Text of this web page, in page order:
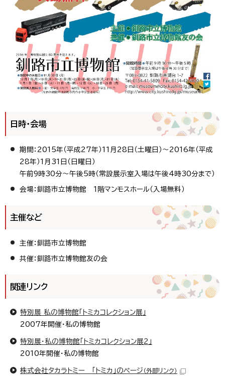
日時・会場
期間：2015年（平成27年）11月28日（土曜日）～2016年（平成
28年）1月31日（日曜日）
午前9時30分～午後5時（常設展示室入場は午後4時30分まで）
会場：釧路市立博物館 1階マンモスホール（入場無料）
主催など
主催：釧路市立博物館
共催：釧路市立博物館友の会
関連リンク
特別展 私の博物館「トミカコレクション展」
2007年開催・私の博物館
特別展・私の博物館「トミカコレクション展2」
2010年開催・私の博物館
株式会社タカラトミー 「トミカ」のページ （外部リンク）